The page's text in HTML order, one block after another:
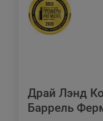
Драй Лэнд
Баррель